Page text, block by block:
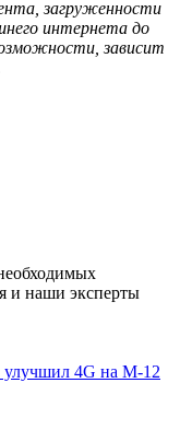
загруженности
интернета до
зависит
и наши эксперты
улучшил 4G на М-12